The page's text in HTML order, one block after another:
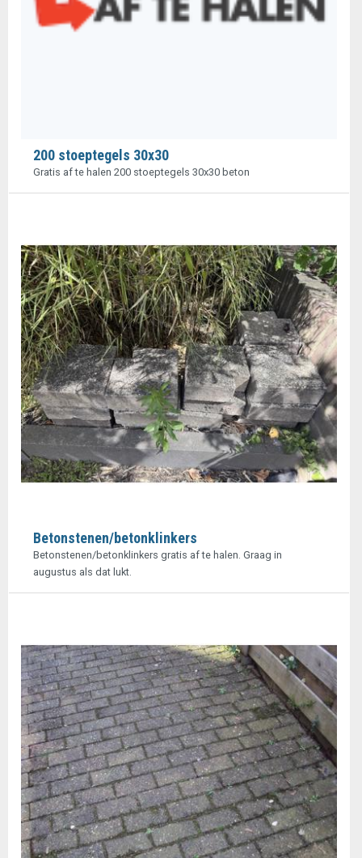
200 stoeptegels 30x30
Gratis af te halen 200 stoeptegels 30x30 beton
Betonstenen/betonklinkers
Betonstenen/betonklinkers gratis af te halen. Graag in
augustus als dat lukt.